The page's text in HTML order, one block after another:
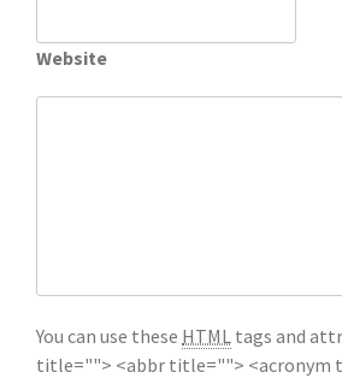
Website
You can use these HTML tags and
title=""> <abbr title=""> <acronym